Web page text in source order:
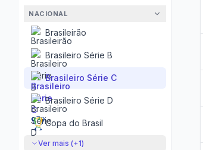
NACIONAL
Brasileirão
Brasileiro Série B
Brasileiro Série C
Brasileiro Série D
Copa do Brasil
Ver mais (+1)